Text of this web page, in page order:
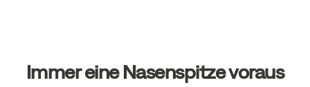
Immer eine Nasenspitze voraus